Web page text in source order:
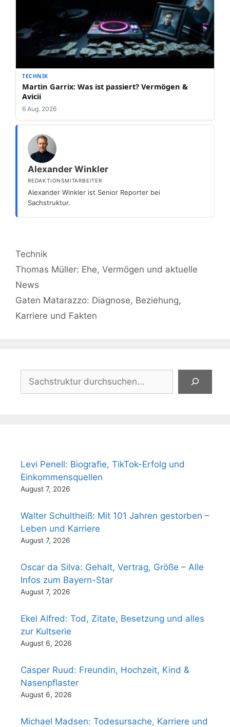
TECHNIK
Martin Garrix: Was ist passiert? Vermögen &
Avicii
6 Aug. 2026
Alexander Winkler
REDAKTIONSMITARBEITER
Alexander Winkler ist Senior Reporter bei
Sachstruktur.
Kategorien
Technik
Thomas Müller: Ehe, Vermögen und aktuelle
News
Gaten Matarazzo: Diagnose, Beziehung,
Karriere und Fakten
Levi Penell: Biografie, TikTok-Erfolg und
Einkommensquellen
August 7, 2026
Walter Schultheiß: Mit 101 Jahren gestorben –
Leben und Karriere
August 7, 2026
Oscar da Silva: Gehalt, Vertrag, Größe – Alle
Infos zum Bayern-Star
August 7, 2026
Ekel Alfred: Tod, Zitate, Besetzung und alles
zur Kultserie
August 6, 2026
Casper Ruud: Freundin, Hochzeit, Kind &
Nasenpflaster
August 6, 2026
Michael Madsen: Todesursache, Karriere und